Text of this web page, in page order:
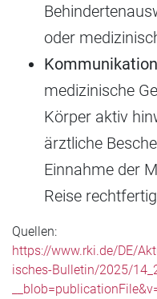
oder
medizinische
Körper aktiv
ärztliche
Einnahme der
Reise
Quellen:
https://www.rki.de/DE/
isches-Bulletin/2025/